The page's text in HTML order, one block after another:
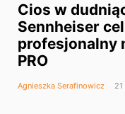
Cios w
Sennheiser
profesjonalny
PRO
Agnieszka Serafinowicz